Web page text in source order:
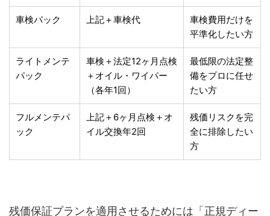
車検パック 上記＋車検代
車検費用だけを
平準化したい方
ライトメンテ
パック
車検＋法定12ヶ月点検
＋オイル・ワイパー
（各年1回）
最低限の法定整
備をプロに任せ
たい方
フルメンテパ
ック
上記＋6ヶ月点検＋オ
イル交換年2回
残価リスクを完
全に排除したい
方
残価保証プランを適用させるためには「正規ディー